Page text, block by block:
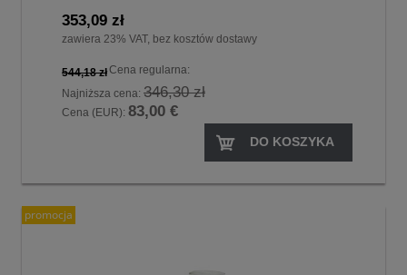
353,09 zł
zawiera 23% VAT, bez kosztów dostawy
Cena regularna:
544,18 zł
Najniższa cena: 346,30 zł
Cena (EUR): 83,00 €
DO KOSZYKA
promocja